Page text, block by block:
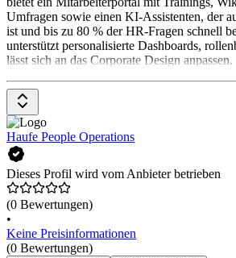
Umfragen sowie einen KI-Assistenten, der
ist und bis zu 80 % der HR-Fragen schnell
unterstützt personalisierte Dashboards,
lässt sich an das Corporate Design anpassen.
Haufe People Operations
Dieses Profil wird vom Anbieter betrieben
(0 Bewertungen)
•
Keine Preisinformationen
(0 Bewertungen)